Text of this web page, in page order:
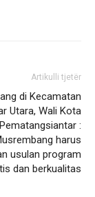
Artikulli tjetër
di Kecamatan
Utara, Wali Kota
Pematangsiantar :
harus
usulan program
dan berkualitas